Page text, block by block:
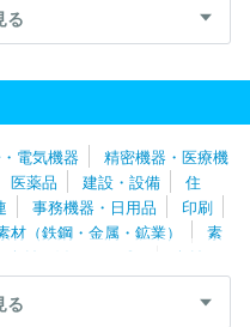
社
サカタ
ー 共和レザー株式会社
株
順天館
社 株式会社日本触媒
三
式会社
株式会社ミルボン
フジデノロ株式会社
山
式会社
東邦工業株式会社
る
電気機器
精密機器・医療機
医薬品 建設・設備
住
事務機器・日用品
印刷
材（鉄鋼・金属・鉱業）
素
素材（紙・パルプ）
素材
料 その他
る